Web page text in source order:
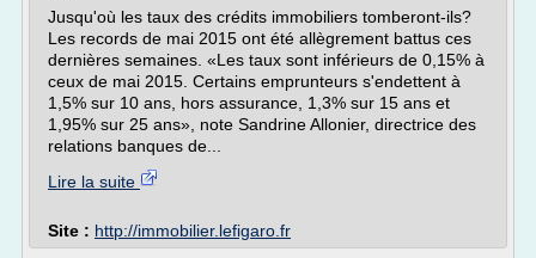
Jusqu'où les taux des crédits immobiliers tomberont-ils?
Les records de mai 2015 ont été allègrement battus ces
dernières semaines. «Les taux sont inférieurs de 0,15% à
ceux de mai 2015. Certains emprunteurs s'endettent à
1,5% sur 10 ans, hors assurance, 1,3% sur 15 ans et
1,95% sur 25 ans», note Sandrine Allonier, directrice des
relations banques de...
Lire la suite
Site : http://immobilier.lefigaro.fr